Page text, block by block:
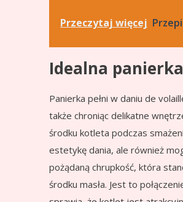
Przeczytaj więcej
Idealna
Panierka pełni w daniu de
także chroniąc delikatne
środku kotleta podczas
estetykę dania, ale również
pożądaną chrupkość, która
środku masła. Jest to